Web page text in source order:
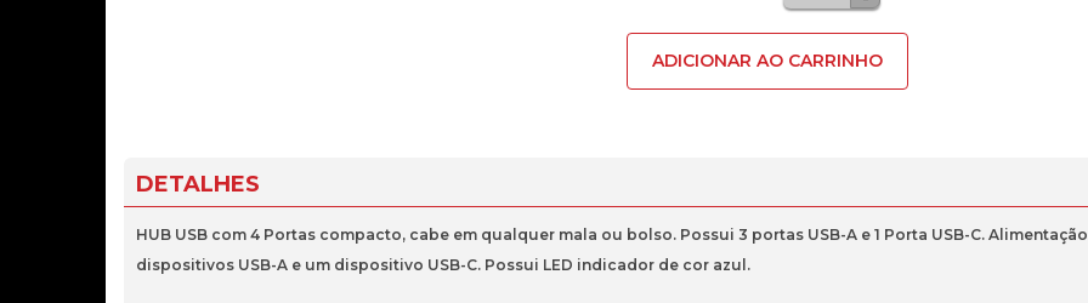
de
HUB
USB
ADICIONAR AO CARRINHO
DETALHES
HUB USB com 4 Portas compacto, cabe em qualquer mala ou bolso. Possui 3 portas USB-A e 1 Porta USB-C.
dispositivos USB-A e um dispositivo USB-C. Possui LED indicador de cor azul.